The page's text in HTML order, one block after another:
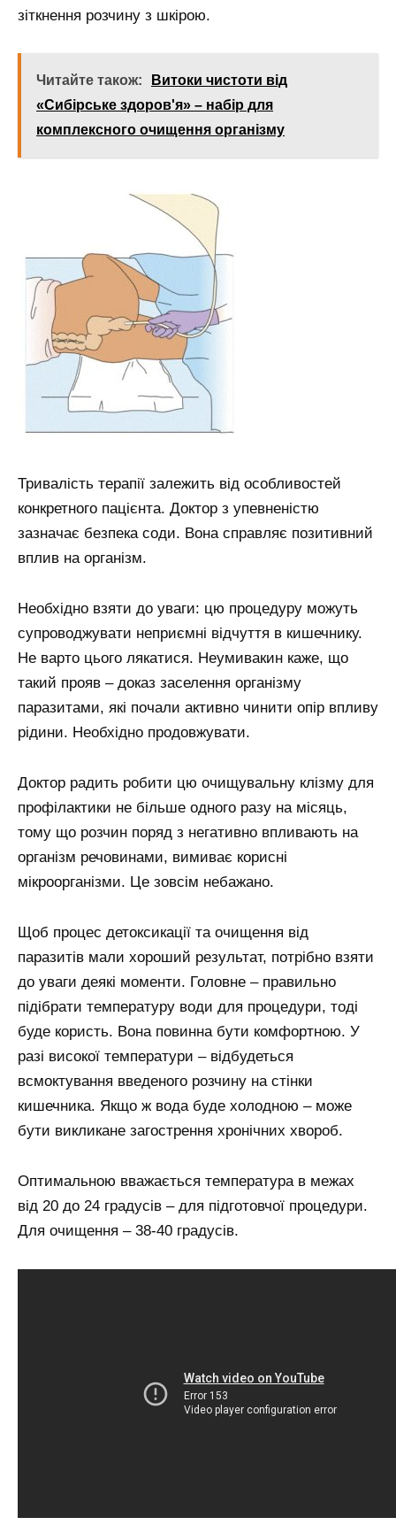
зіткнення розчину з шкірою.
Читайте також:
Витоки чистоти від
«Сибірське здоров'я» – набір для
комплексного очищення організму
Тривалість терапії залежить від особливостей
конкретного пацієнта. Доктор з упевненістю
зазначає безпека соди. Вона справляє позитивний
вплив на організм.
Необхідно взяти до уваги: цю процедуру можуть
супроводжувати неприємні відчуття в кишечнику.
Не варто цього лякатися. Неумивакин каже, що
такий прояв – доказ заселення організму
паразитами, які почали активно чинити опір впливу
рідини. Необхідно продовжувати.
Доктор радить робити цю очищувальну клізму для
профілактики не більше одного разу на місяць,
тому що розчин поряд з негативно впливають на
організм речовинами, вимиває корисні
мікроорганізми. Це зовсім небажано.
Щоб процес детоксикації та очищення від
паразитів мали хороший результат, потрібно взяти
до уваги деякі моменти. Головне – правильно
підібрати температуру води для процедури, тоді
буде користь. Вона повинна бути комфортною. У
разі високої температури – відбудеться
всмоктування введеного розчину на стінки
кишечника. Якщо ж вода буде холодною – може
бути викликане загострення хронічних хвороб.
Оптимальною вважається температура в межах
від 20 до 24 градусів – для підготовчої процедури.
Для очищення – 38-40 градусів.